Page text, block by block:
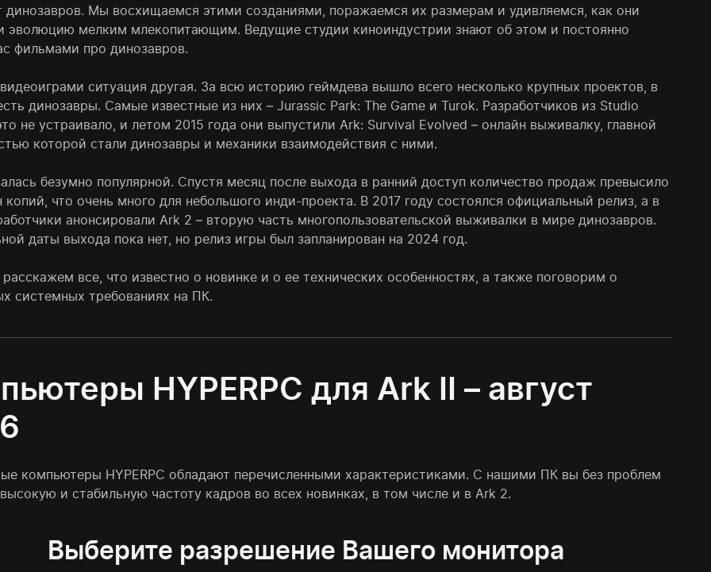
динозавров. Мы восхищаемся этими созданиями, поражаемся их размерам и удивляемся, как они
эволюцию мелким млекопитающим. Ведущие студии киноиндустрии знают об этом и постоянно
фильмами про динозавров.
ситуация другая. За всю историю геймдева вышло всего несколько крупных проектов, в
динозавры. Самые известные из них – Jurassic Park: The Game и Turok. Разработчиков из Studio
не устраивало, и летом 2015 года они выпустили Ark: Survival Evolved – онлайн выживалку, главной
которой стали динозавры и механики взаимодействия с ними.
безумно популярной. Спустя месяц после выхода в ранний доступ количество продаж превысило
копий, что очень много для небольшого инди-проекта. В 2017 году состоялся официальный релиз, а в
анонсировали Ark 2 – вторую часть многопользовательской выживалки в мире динозавров.
даты выхода пока нет, но релиз игры был запланирован на 2024 год.
все, что известно о новинке и о ее технических особенностях, а также поговорим о
системных требованиях на ПК.
HYPERPC для Ark II – август
компьютеры HYPERPC обладают перечисленными характеристиками. С нашими ПК вы без проблем
и стабильную частоту кадров во всех новинках, в том числе и в Ark 2.
Выберите разрешение Вашего монитора